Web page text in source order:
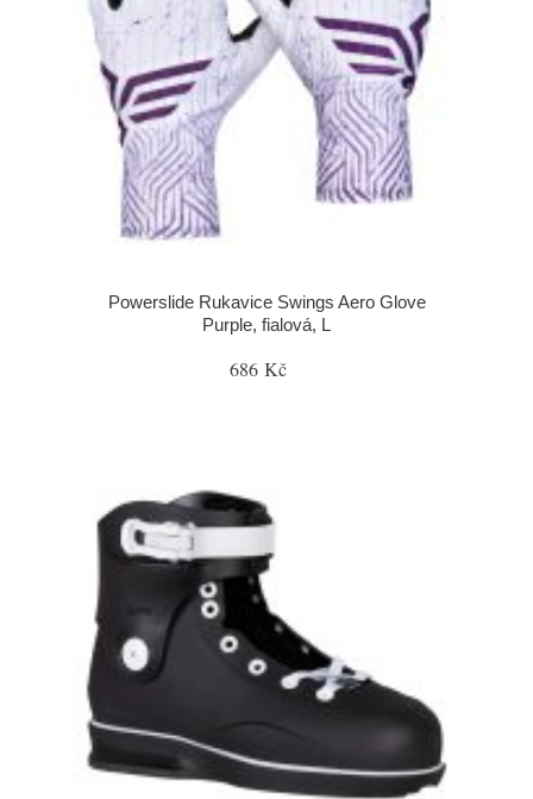
Powerslide Rukavice Swings Aero Glove
Purple, fialová, L
686 Kč